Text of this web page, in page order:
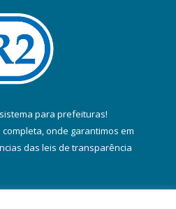
sistema para prefeituras!
completa, onde garantimos em
das leis de transparência